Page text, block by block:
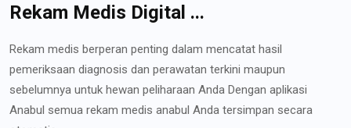
Rekam Medis Digital ...
Rekam medis berperan penting dalam mencatat hasil
pemeriksaan diagnosis dan perawatan terkini maupun
sebelumnya untuk hewan peliharaan Anda Dengan aplikasi
Anabul semua rekam medis anabul Anda tersimpan secara